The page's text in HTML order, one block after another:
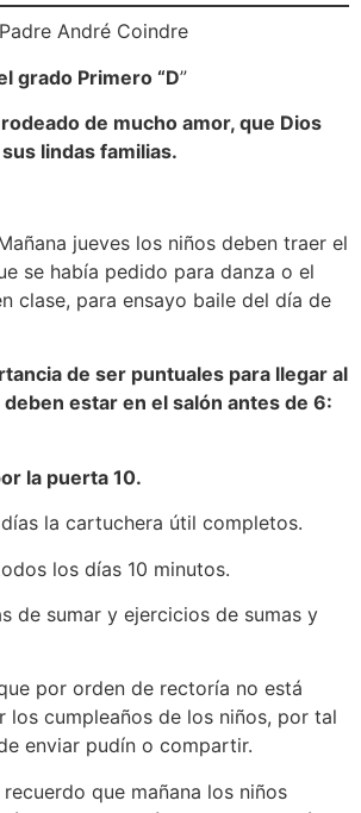
André Coindre
grado Primero “D”
de mucho amor, que Dios
lindas familias.
jueves los niños deben traer el
se había pedido para danza o el
clase, para ensayo baile del día de
de ser puntuales para llegar al
estar en el salón antes de 6:
la puerta 10.
la cartuchera útil completos.
los días 10 minutos.
de sumar y ejercicios de sumas y
por orden de rectoría no está
los cumpleaños de los niños, por tal
enviar pudín o compartir.
recuerdo que mañana los niños